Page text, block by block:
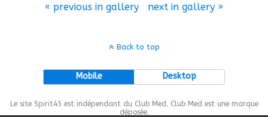
« previous in gallery next in gallery »
Back to top
Mobile Desktop
Le site Spirit45 est indépendant du Club Med. Club Med est une marque
déposée.